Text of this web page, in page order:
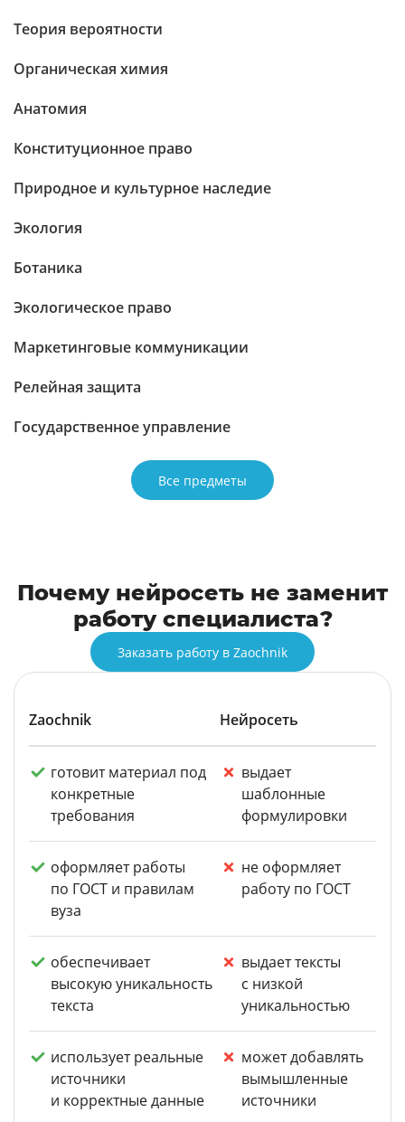
Теория вероятности
Органическая химия
Анатомия
Конституционное право
Природное и культурное наследие
Экология
Ботаника
Экологическое право
Маркетинговые коммуникации
Релейная защита
Государственное управление
Все предметы
Почему нейросеть не заменит
работу специалиста?
Заказать работу в Zaochnik
Zaochnik Нейросеть
готовит материал под
конкретные
требования
выдает
шаблонные
формулировки
оформляет работы
по ГОСТ и правилам
вуза
не оформляет
работу по ГОСТ
обеспечивает
высокую уникальность
текста
выдает тексты
с низкой
уникальностью
использует реальные
источники
и корректные данные
может добавлять
вымышленные
источники